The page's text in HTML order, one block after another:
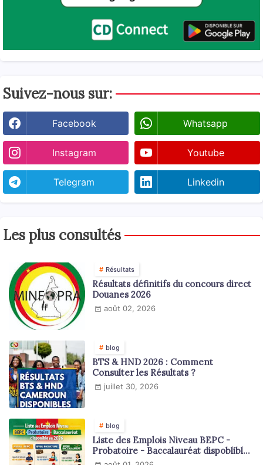
Suivez-nous sur:
Facebook Whatsapp
Instagram Youtube
Telegram Linkedin
Les plus consultés
Résultats
Résultats définitifs du concours direct
Douanes 2026
août 02, 2026
blog
BTS & HND 2026 : Comment
Consulter les Résultats ?
juillet 30, 2026
blog
Liste des Emplois Niveau BEPC -
Probatoire - Baccalauréat dispoblible
en 2026